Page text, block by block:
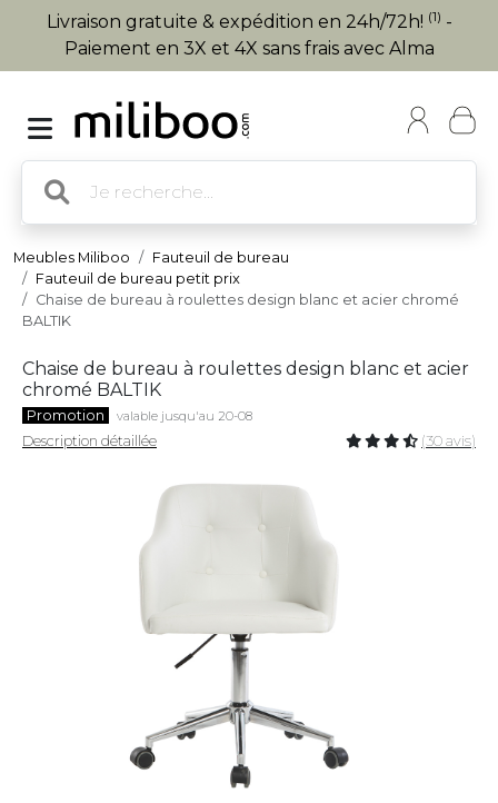
Livraison gratuite & expédition en 24h/72h! (1) -
Paiement en 3X et 4X sans frais avec Alma
Meubles Miliboo
Fauteuil de bureau
Fauteuil de bureau petit prix
Chaise de bureau à roulettes design blanc et acier chromé
BALTIK
Chaise de bureau à roulettes design blanc et acier
chromé BALTIK
Promotion valable jusqu'au 20-08
Description détaillée (30 avis)